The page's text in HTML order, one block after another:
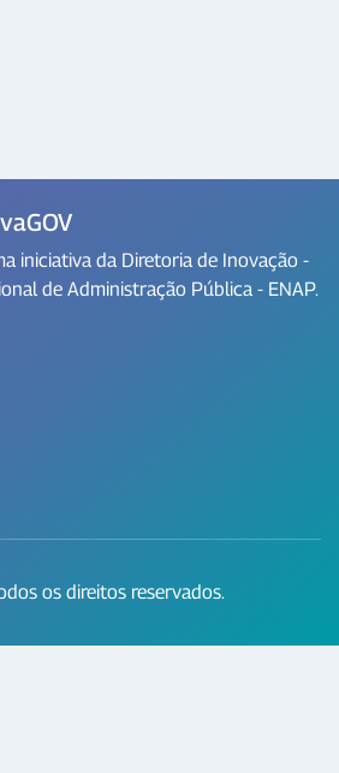
iniciativa da Diretoria de Inovação -
de Administração Pública - ENAP.
os direitos reservados.